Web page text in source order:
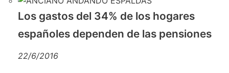
Los gastos del 34% de los hogares
españoles dependen de las pensiones
22/6/2016